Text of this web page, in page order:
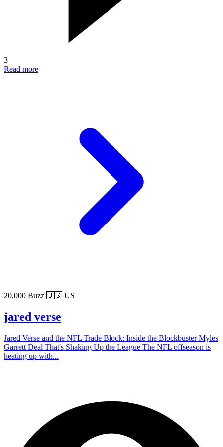
3
Read more
20,000 Buzz 🇺🇸 US
jared verse
Jared Verse and the NFL Trade Block: Inside the Blockbuster Myles
Garrett Deal That's Shaking Up the League The NFL offseason is
heating up with...